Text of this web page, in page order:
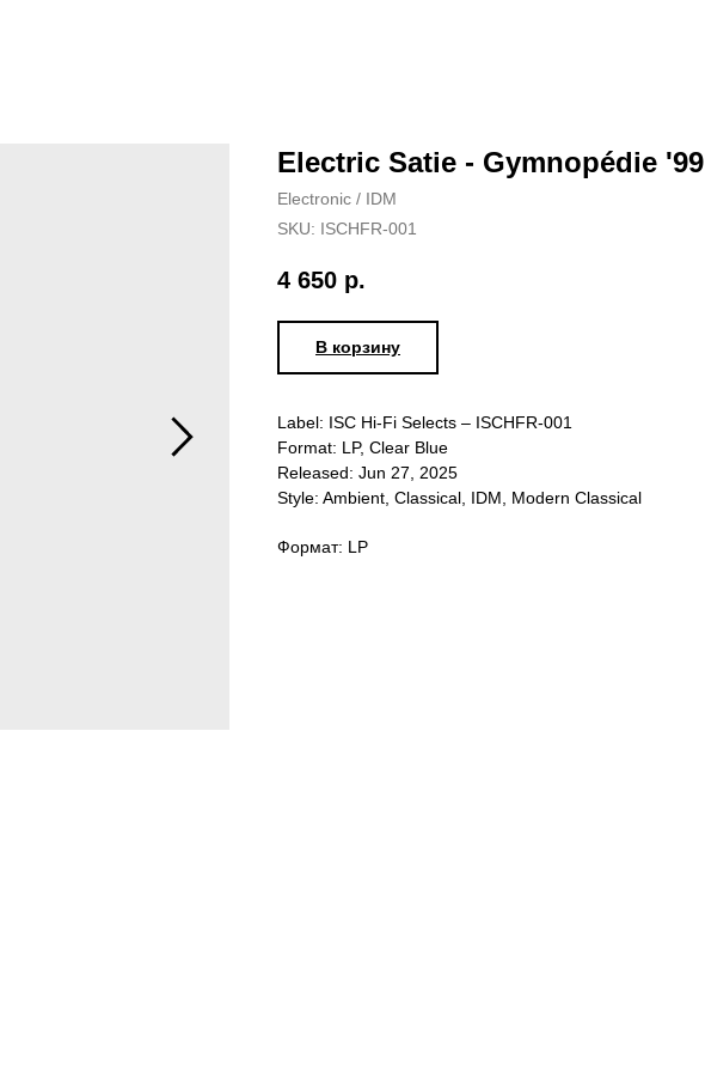
Electric Satie - Gymnopédie '99
Electronic / IDM
SKU: ISCHFR-001
4 650 р.
В корзину
Label: ISC Hi-Fi Selects – ISCHFR-001
Format: LP, Clear Blue
Released: Jun 27, 2025
Style: Ambient, Classical, IDM, Modern Classical
Формат: LP